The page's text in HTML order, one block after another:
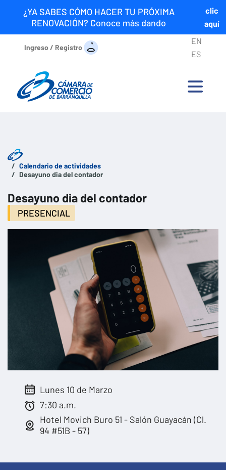
¿YA SABES CÓMO HACER TU PRÓXIMA
RENOVACIÓN? Conoce más dando
clic
aquí
Ingreso / Registro
EN
ES
Calendario de actividades
Desayuno dia del contador
Desayuno dia del contador
PRESENCIAL
Lunes 10 de Marzo
7:30 a.m.
Hotel Movich Buro 51 - Salón Guayacán (Cl.
94 #51B - 57)